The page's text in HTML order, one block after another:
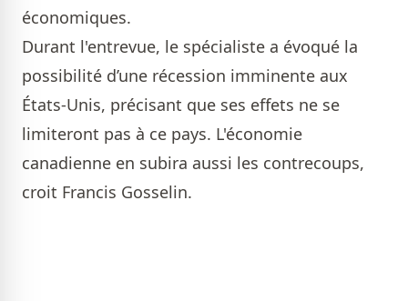
économiques.
Durant l'entrevue, le spécialiste a évoqué la
possibilité d’une récession imminente aux
États-Unis, précisant que ses effets ne se
limiteront pas à ce pays. L'économie
canadienne en subira aussi les contrecoups,
croit Francis Gosselin.